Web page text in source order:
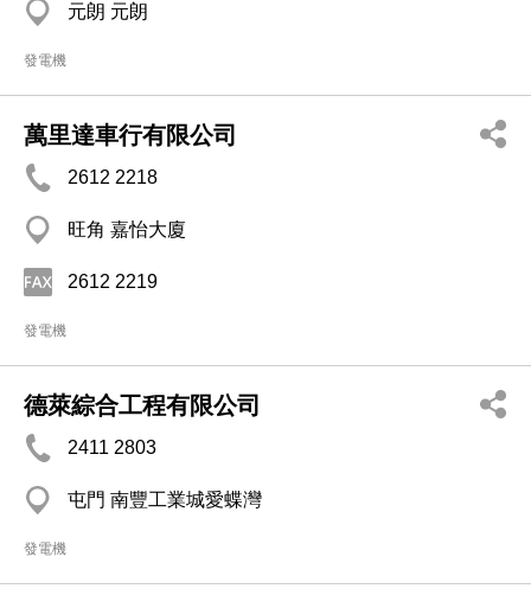
元朗 元朗
發電機
萬里達車行有限公司
2612 2218
旺角 嘉怡大廈
2612 2219
發電機
德萊綜合工程有限公司
2411 2803
屯門 南豐工業城愛蝶灣
發電機